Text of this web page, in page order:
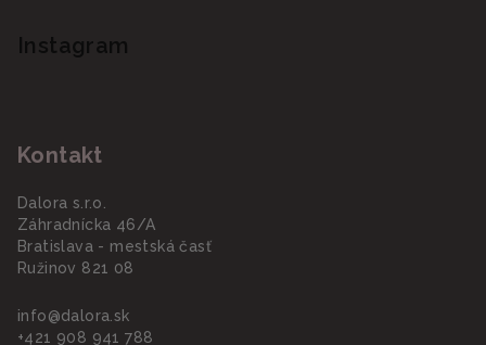
Instagram
Kontakt
Dalora s.r.o.
Záhradnícka 46/A
Bratislava - mestská časť
Ružinov 821 08
info@dalora.sk
+421 908 941 788